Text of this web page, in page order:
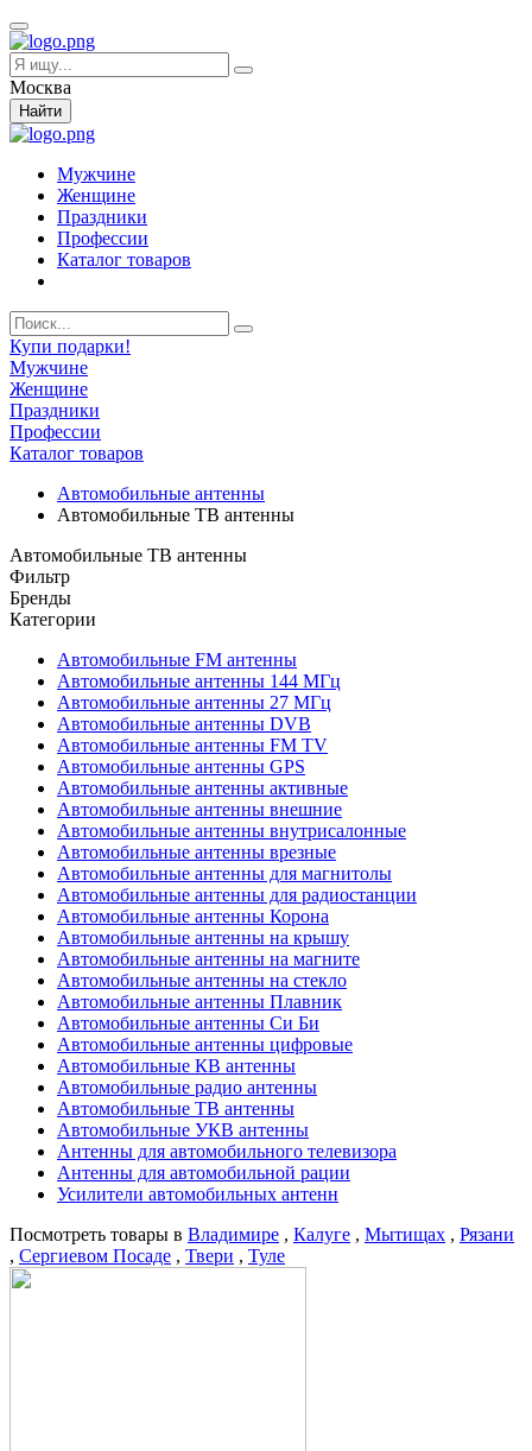
Москва
Найти
Мужчине
Женщине
Праздники
Профессии
Каталог товаров
Купи подарки!
Мужчине
Женщине
Праздники
Профессии
Каталог товаров
Автомобильные антенны
Автомобильные ТВ антенны
Автомобильные ТВ антенны
Фильтр
Бренды
Категории
Автомобильные FM антенны
Автомобильные антенны 144 МГц
Автомобильные антенны 27 МГц
Автомобильные антенны DVB
Автомобильные антенны FM TV
Автомобильные антенны GPS
Автомобильные антенны активные
Автомобильные антенны внешние
Автомобильные антенны внутрисалонные
Автомобильные антенны врезные
Автомобильные антенны для магнитолы
Автомобильные антенны для радиостанции
Автомобильные антенны Корона
Автомобильные антенны на крышу
Автомобильные антенны на магните
Автомобильные антенны на стекло
Автомобильные антенны Плавник
Автомобильные антенны Си Би
Автомобильные антенны цифровые
Автомобильные КВ антенны
Автомобильные радио антенны
Автомобильные ТВ антенны
Автомобильные УКВ антенны
Антенны для автомобильного телевизора
Антенны для автомобильной рации
Усилители автомобильных антенн
Посмотреть товары в Владимире , Калуге , Мытищах , Рязани
, Сергиевом Посаде , Твери , Туле